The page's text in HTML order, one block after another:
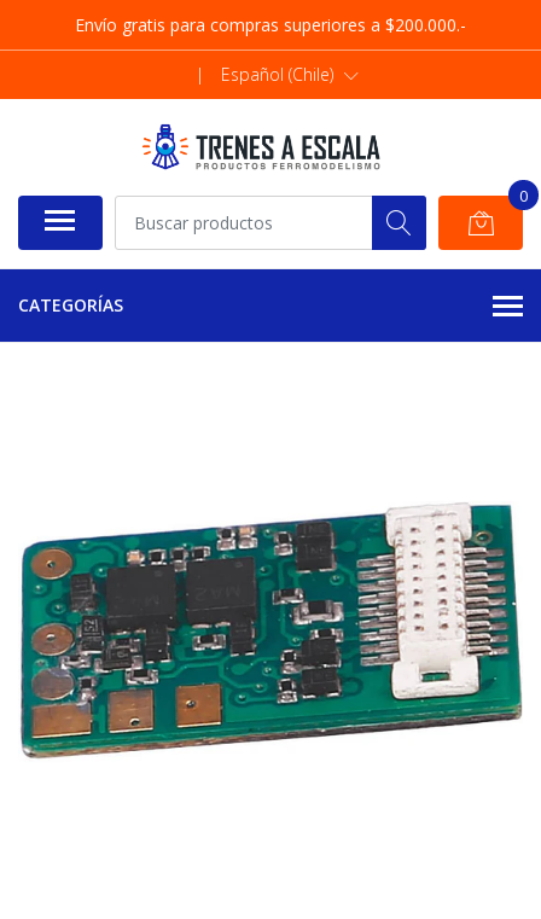
Envío gratis para compras superiores a $200.000.-
| Español (Chile)
0
CATEGORÍAS